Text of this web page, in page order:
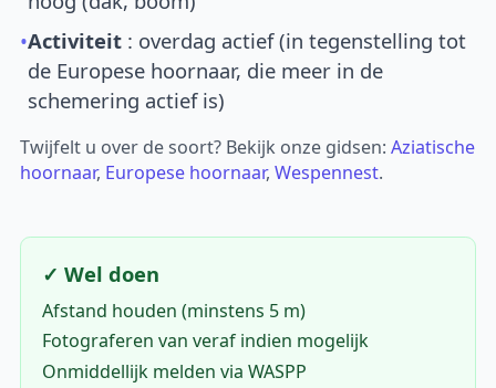
•Activiteit : overdag actief (in tegenstelling tot
de Europese hoornaar, die meer in de
schemering actief is)
Twijfelt u over de soort? Bekijk onze gidsen:Aziatische
hoornaar, Europese hoornaar,Wespennest.
✓ Wel doen
Afstand houden (minstens 5 m)
Fotograferen van veraf indien mogelijk
Onmiddellijk melden via WASPP